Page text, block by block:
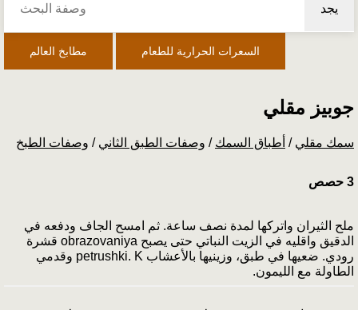
يجد
مطابخ العالم السعرات الحرارية للطعام
جوبيز مقلي
وصفات الطبخ / وصفات الطبق الثاني / أطباق السمك / سمك مقلي
3 حصص
ملح الثيران واتركها لمدة نصف ساعة. ثم امسح الجاف ودفعه في
الدقيق واقليه في الزيت النباتي حتى يصبح obrazo­vaniya قشرة
رودي. ضعيها في طبق، وزينيها بالأعشاب pe­trushki. K وقدمي
الطاولة مع الليمون.